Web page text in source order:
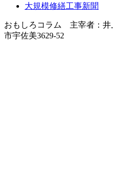
大規模修繕工事新聞
おもしろコラム 主宰者：井
市宇佐美3629-52